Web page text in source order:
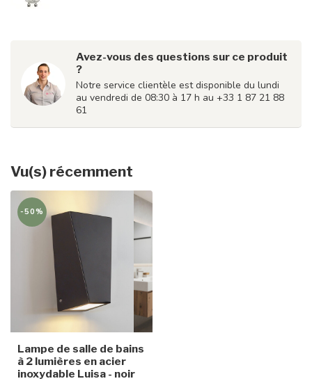
Avez-vous des questions sur ce produit
?
Notre service clientèle est disponible du lundi
au vendredi de 08:30 à 17 h au +33 1 87 21 88
61
Vu(s) récemment
-50%
Lampe de salle de bains
à 2 lumières en acier
inoxydable Luisa - noir